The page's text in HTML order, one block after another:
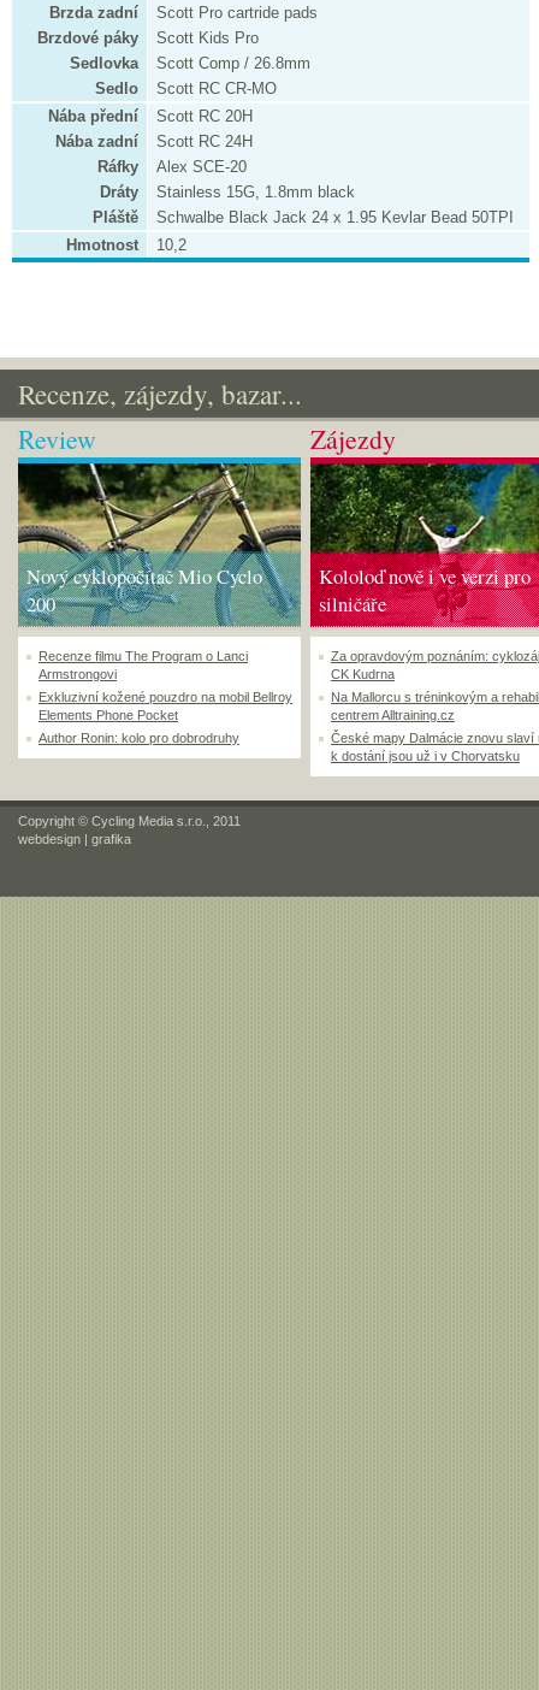
Brzda zadní
Scott Pro cartride pads
Brzdové páky
Scott Kids Pro
Sedlovka
Scott Comp / 26.8mm
Sedlo
Scott RC CR-MO
Nába přední
Scott RC 20H
Nába zadní
Scott RC 24H
Ráfky
Alex SCE-20
Dráty
Stainless 15G, 1.8mm black
Pláště
Schwalbe Black Jack 24 x 1.95 Kevlar Bead 50TPI
Hmotnost
10,2
Recenze, zájezdy, bazar...
Review
Nový cyklopočítač Mio Cyclo
200
Recenze filmu The Program o Lanci
Armstrongovi
Exkluzivní kožené pouzdro na mobil Bellroy
Elements Phone Pocket
Author Ronin: kolo pro dobrodruhy
Zájezdy
Kololoď nově i ve verzi pro
silničáře
Za opravdovým poznáním:
CK Kudrna
Na Mallorcu s tréninkovým a
centrem Alltraining.cz
České mapy Dalmácie znovu slaví
k dostání jsou už i v Chorvatsku
Copyright © Cycling Media s.r.o., 2011
webdesign | grafika